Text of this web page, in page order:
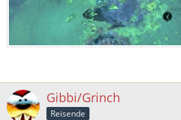
Gibbi/Grinch
Reisende